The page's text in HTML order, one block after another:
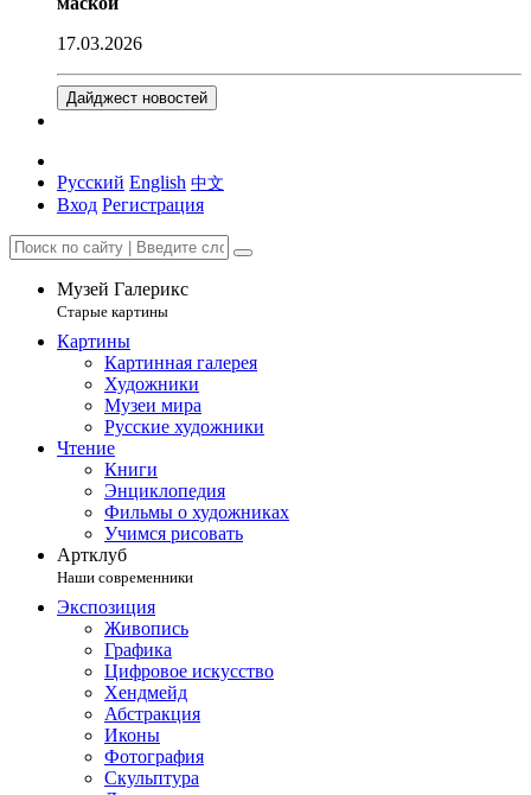
17.03.2026
Дайджест новостей
Русский English 中文
Вход Регистрация
Музей Галерикс
Старые картины
Картины
Картинная галерея
Художники
Музеи мира
Русские художники
Чтение
Книги
Энциклопедия
Фильмы о художниках
Учимся рисовать
Артклуб
Наши современники
Экспозиция
Живопись
Графика
Цифровое искусство
Хендмейд
Абстракция
Иконы
Фотография
Скульптура